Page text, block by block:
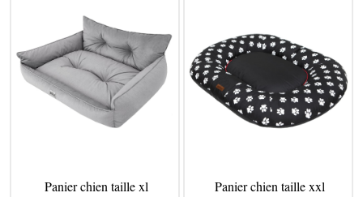
Panier chien taille xl Panier chien taille xxl